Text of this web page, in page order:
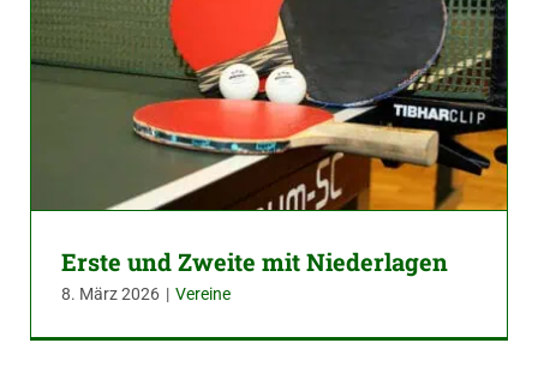
Erste und Zweite mit Niederlagen
8. März 2026 | Vereine